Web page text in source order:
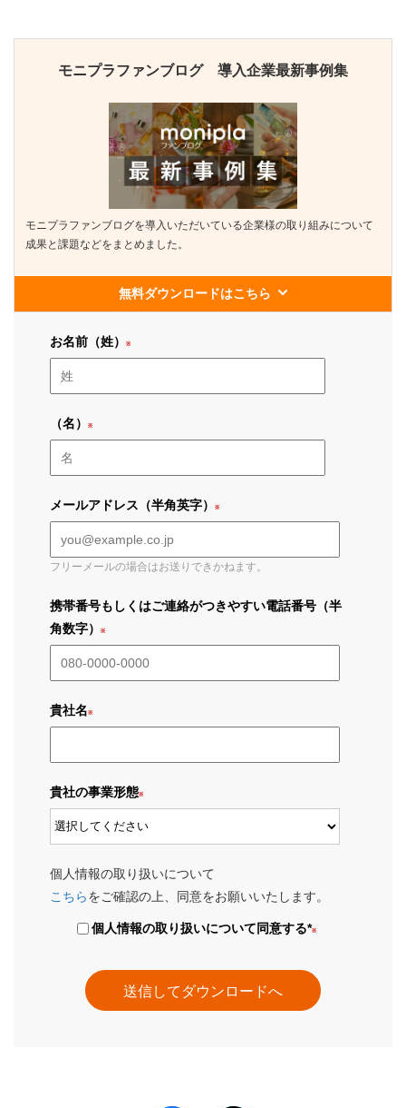
モニプラファンブログ 導入企業最新事例集
モニプラファンブログを導入いただいている企業様の取り組みについて
成果と課題などをまとめました。
無料ダウンロードはこちら
お名前（姓）
（名）
メールアドレス（半角英字）
フリーメールの場合はお送りできかねます。
携帯番号もしくはご連絡がつきやすい電話番号（半
角数字）
貴社名
貴社の事業形態
個人情報の取り扱いについて
こちらをご確認の上、同意をお願いいたします。
個人情報の取り扱いについて同意する*